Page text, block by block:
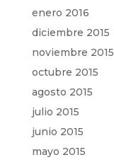
enero 2016
diciembre 2015
noviembre 2015
octubre 2015
agosto 2015
julio 2015
junio 2015
mayo 2015